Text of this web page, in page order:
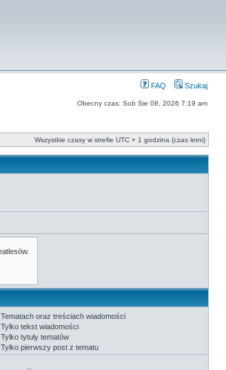
FAQ Szukaj
Obecny czas: Sob Sie 08, 2026 7:19 am
Wszystkie czasy w strefie UTC + 1 godzina (czas letni)
Tematach oraz treściach wiadomości
Tylko tekst wiadomości
Tylko tytuły tematów
Tylko pierwszy post z tematu